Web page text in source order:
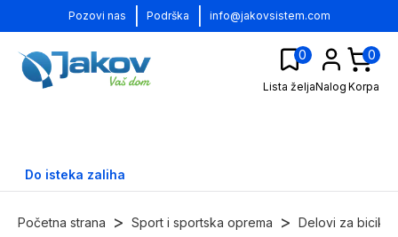
Pozovi nas Podrška info@jakovsistem.com
0
Lista željaNalog
0
Korpa
Do isteka zaliha
Početna strana > Sport i sportska oprema > Delovi za bicikle